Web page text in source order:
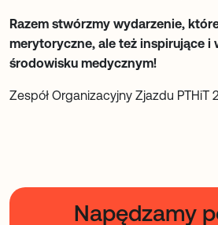
Razem stwórzmy wydarzenie,
merytoryczne, ale też inspirujące i
środowisku medycznym!
Zespół Organizacyjny Zjazdu PTHiT
Napędzamy